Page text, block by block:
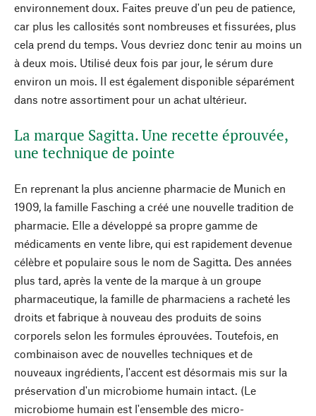
environnement doux. Faites preuve d'un peu de patience,
car plus les callosités sont nombreuses et fissurées, plus
cela prend du temps. Vous devriez donc tenir au moins un
à deux mois. Utilisé deux fois par jour, le sérum dure
environ un mois. Il est également disponible séparément
dans notre assortiment pour un achat ultérieur.
La marque Sagitta. Une recette éprouvée,
une technique de pointe
En reprenant la plus ancienne pharmacie de Munich en
1909, la famille Fasching a créé une nouvelle tradition de
pharmacie. Elle a développé sa propre gamme de
médicaments en vente libre, qui est rapidement devenue
célèbre et populaire sous le nom de Sagitta. Des années
plus tard, après la vente de la marque à un groupe
pharmaceutique, la famille de pharmaciens a racheté les
droits et fabrique à nouveau des produits de soins
corporels selon les formules éprouvées. Toutefois, en
combinaison avec de nouvelles techniques et de
nouveaux ingrédients, l'accent est désormais mis sur la
préservation d'un microbiome humain intact. (Le
microbiome humain est l'ensemble des micro-